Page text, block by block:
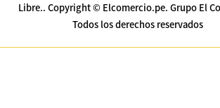
Libre.. Copyright © Elcomercio.pe. Grupo El
Todos los derechos reservados